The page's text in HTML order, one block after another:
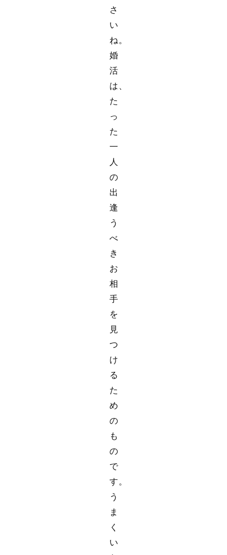
さ
い
ね。
婚
活
は、
た
っ
た
一
人
の
出
逢
う
べ
き
お
相
手
を
見
つ
け
る
た
め
の
も
の
で
す。
う
ま
く
い